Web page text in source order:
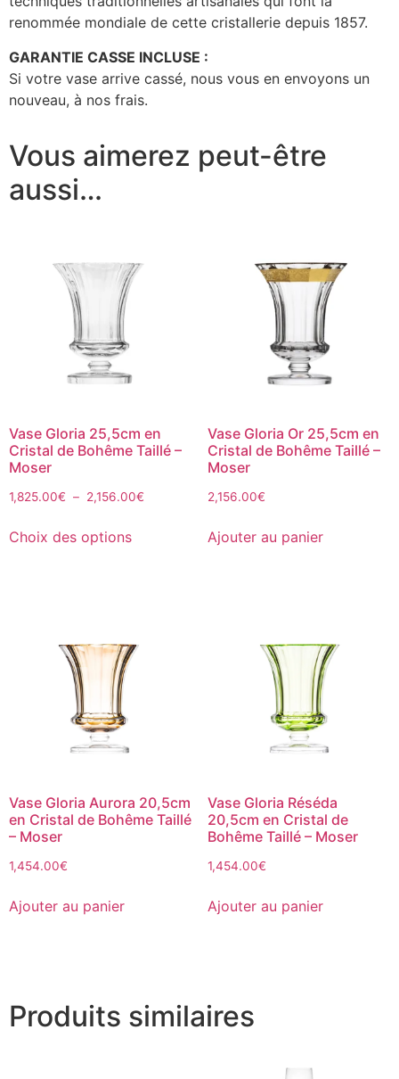
renommée mondiale de cette cristallerie depuis 1857.
GARANTIE CASSE INCLUSE :
Si votre vase arrive cassé, nous vous en envoyons un
nouveau, à nos frais.
Vous aimerez peut-être
aussi…
Vase Gloria 25,5cm en
Cristal de Bohême Taillé –
Moser
1,825.00€ – 2,156.00€
Choix des options
Vase Gloria Or 25,5cm en
Cristal de Bohême Taillé –
Moser
2,156.00€
Ajouter au panier
Vase Gloria Aurora 20,5cm
en Cristal de Bohême Taillé
– Moser
1,454.00€
Ajouter au panier
Vase Gloria Réséda
20,5cm en Cristal de
Bohême Taillé – Moser
1,454.00€
Ajouter au panier
Produits similaires